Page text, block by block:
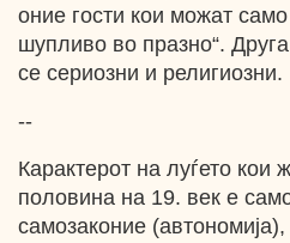
оние гости кои можат
шупливо во празно“.
се сериозни и религиозни.
--
Карактерот на луѓето кои
половина на 19. век е
самозаконие